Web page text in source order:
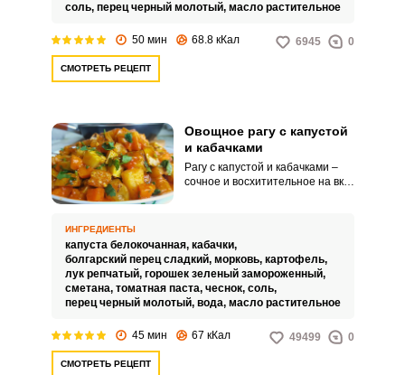
соль, перец черный молотый, масло растительное
50 мин 68.8 кКал 6945 0
СМОТРЕТЬ РЕЦЕПТ
Овощное рагу с капустой
и кабачками
Рагу с капустой и кабачками –
сочное и восхитительное на вкус
блюдам. Удачное сочетание
всех ингредиентов – залог
отличного результата в виде
аппетитного и ароматного
овощного рагу.
ИНГРЕДИЕНТЫ
капуста белокочанная, кабачки,
болгарский перец сладкий, морковь, картофель,
лук репчатый, горошек зеленый замороженный,
сметана, томатная паста, чеснок, соль,
перец черный молотый, вода, масло растительное
45 мин 67 кКал 49499 0
СМОТРЕТЬ РЕЦЕПТ